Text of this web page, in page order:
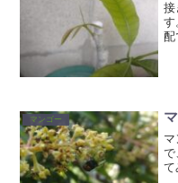
接
す
配
マンゴー
で
て